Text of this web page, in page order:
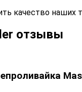
качество наших
отзывы